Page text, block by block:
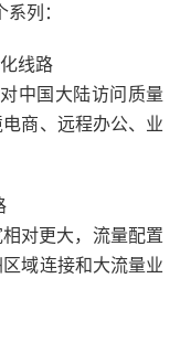
列：
线路
中国大陆访问质量
商、远程办公、业
对更大，流量配置
域连接和大流量业